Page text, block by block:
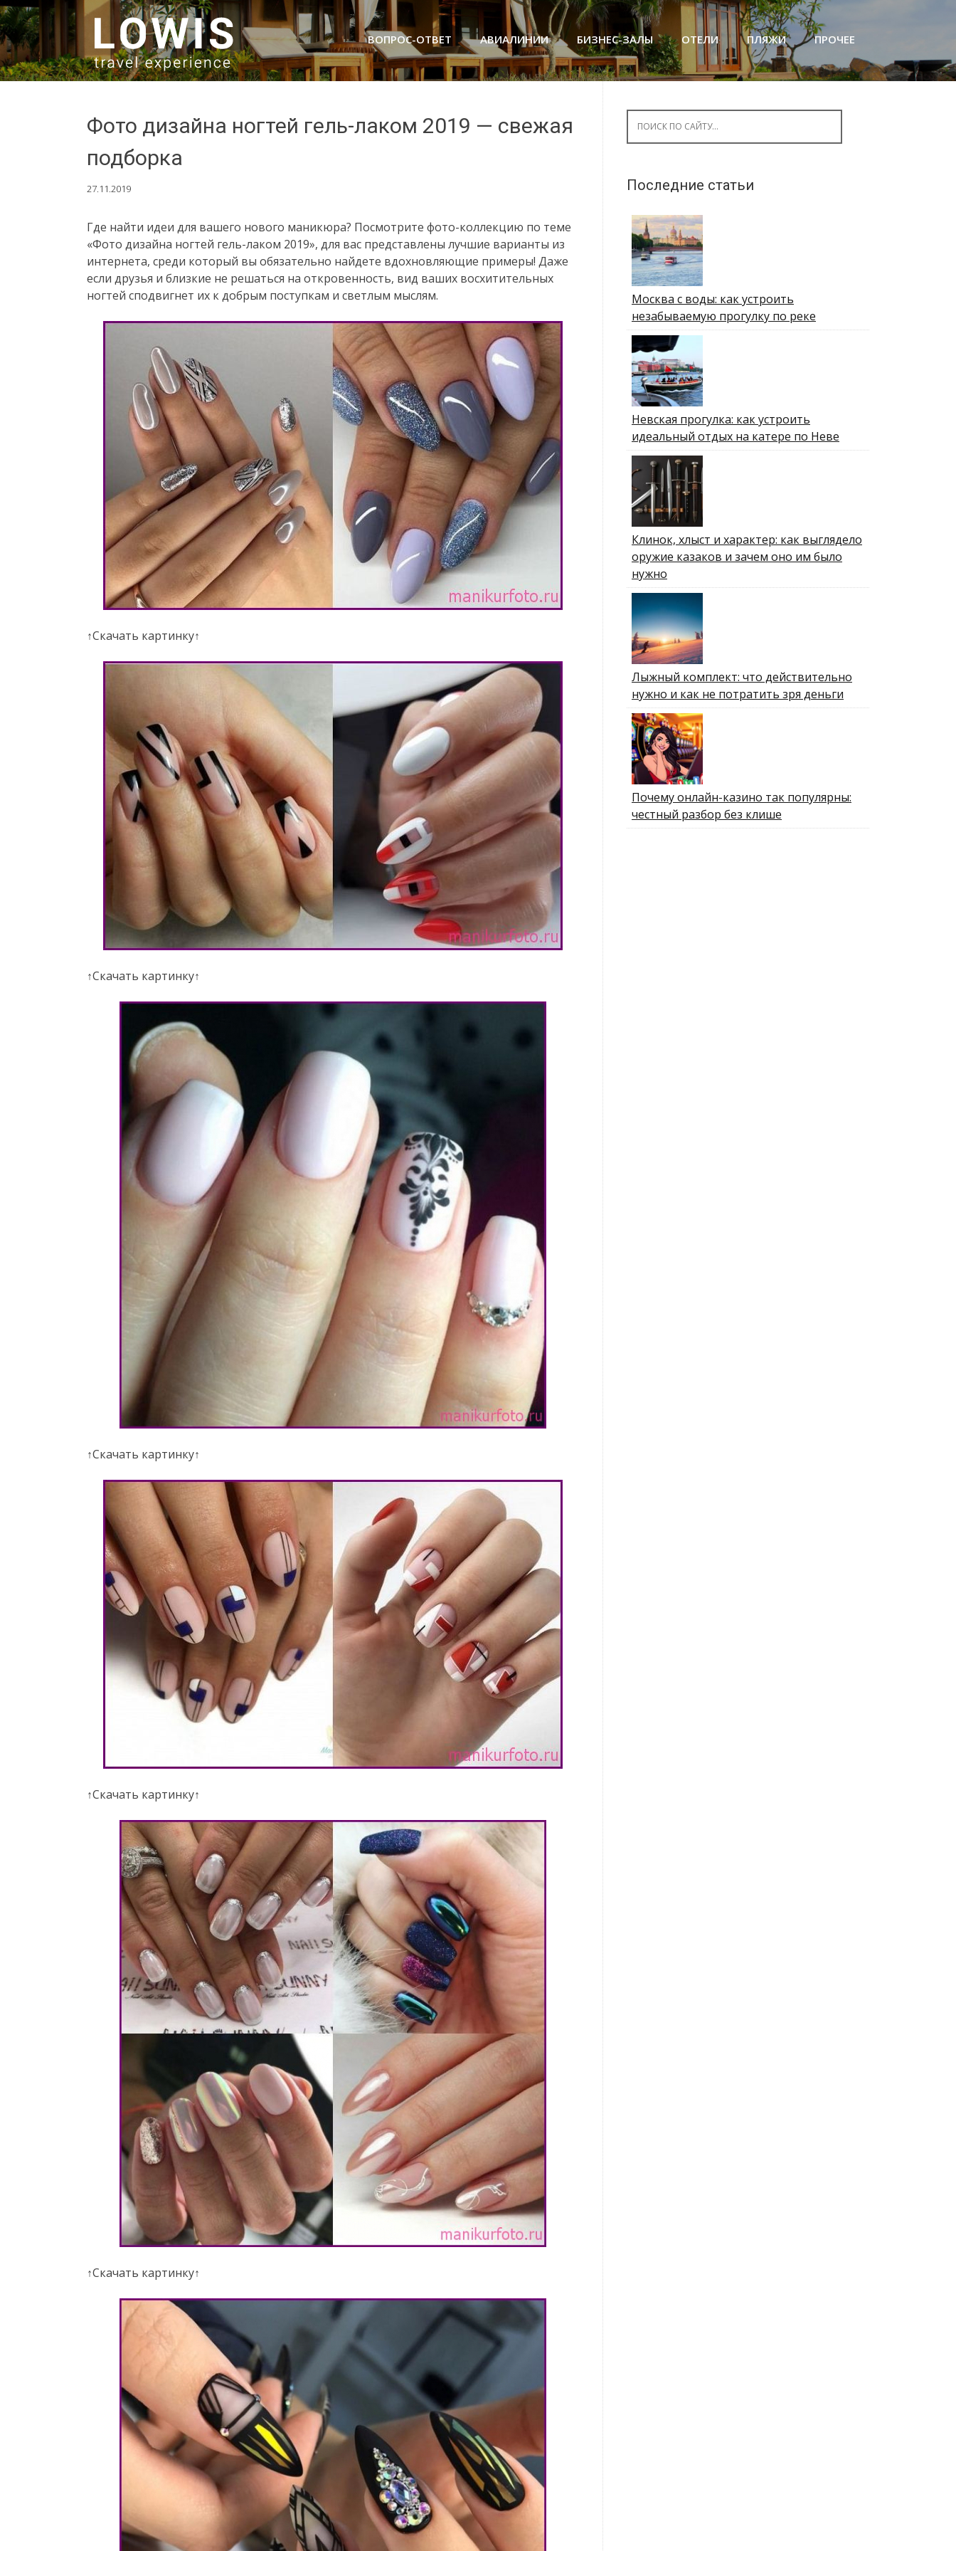
SKIP TO CONTENT ПРОЧЕЕ
ПЛЯЖИ
ОТЕЛИ
БИЗНЕС-ЗАЛЫ
АВИАЛИНИИ
ВОПРОС-ОТВЕТ
Фото дизайна ногтей гель-лаком 2019 — свежая
подборка
27.11.2019
Где найти идеи для вашего нового маникюра? Посмотрите фото-коллекцию по теме
«Фото дизайна ногтей гель-лаком 2019», для вас представлены лучшие варианты из
интернета, среди который вы обязательно найдете вдохновляющие примеры! Даже
если друзья и близкие не решаться на откровенность, вид ваших восхитительных
ногтей сподвигнет их к добрым поступкам и светлым мыслям.
↑Скачать картинку↑
↑Скачать картинку↑
↑Скачать картинку↑
↑Скачать картинку↑
↑Скачать картинку↑
Последние статьи
Москва с воды: как устроить
незабываемую прогулку по реке
Невская прогулка: как устроить
идеальный отдых на катере по Неве
Клинок, хлыст и характер: как выглядело
оружие казаков и зачем оно им было
нужно
Лыжный комплект: что действительно
нужно и как не потратить зря деньги
Почему онлайн-казино так популярны:
честный разбор без клише